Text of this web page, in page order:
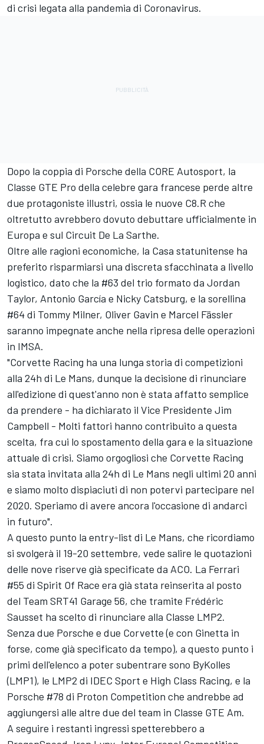
di crisi legata alla pandemia di Coronavirus.
Dopo la coppia di Porsche della CORE Autosport, la
Classe GTE Pro della celebre gara francese perde altre
due protagoniste illustri, ossia le nuove C8.R che
oltretutto avrebbero dovuto debuttare ufficialmente in
Europa e sul Circuit De La Sarthe.
Oltre alle ragioni economiche, la Casa statunitense ha
preferito risparmiarsi una discreta sfacchinata a livello
logistico, dato che la #63 del trio formato da Jordan
Taylor, Antonio García e Nicky Catsburg, e la sorellina
#64 di Tommy Milner, Oliver Gavin e Marcel Fässler
saranno impegnate anche nella ripresa delle operazioni
in IMSA.
"Corvette Racing ha una lunga storia di competizioni
alla 24h di Le Mans, dunque la decisione di rinunciare
all'edizione di quest'anno non è stata affatto semplice
da prendere - ha dichiarato il Vice Presidente Jim
Campbell - Molti fattori hanno contribuito a questa
scelta, fra cui lo spostamento della gara e la situazione
attuale di crisi. Siamo orgogliosi che Corvette Racing
sia stata invitata alla 24h di Le Mans negli ultimi 20 anni
e siamo molto dispiaciuti di non potervi partecipare nel
2020. Speriamo di avere ancora l'occasione di andarci
in futuro".
A questo punto la entry-list di Le Mans, che ricordiamo
si svolgerà il 19-20 settembre, vede salire le quotazioni
delle nove riserve già specificate da ACO. La Ferrari
#55 di Spirit Of Race era già stata reinserita al posto
del Team SRT41 Garage 56, che tramite Frédéric
Sausset ha scelto di rinunciare alla Classe LMP2.
Senza due Porsche e due Corvette (e con Ginetta in
forse, come già specificato da tempo), a questo punto i
primi dell'elenco a poter subentrare sono ByKolles
(LMP1), le LMP2 di IDEC Sport e High Class Racing, e la
Porsche #78 di Proton Competition che andrebbe ad
aggiungersi alle altre due del team in Classe GTE Am.
A seguire i restanti ingressi spetterebbero a